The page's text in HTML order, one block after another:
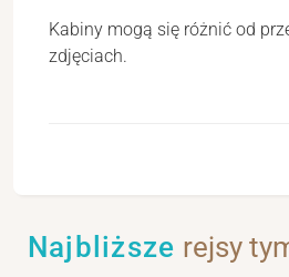
Kabiny mogą się różnić od
zdjęciach.
Najbliższe rejsy